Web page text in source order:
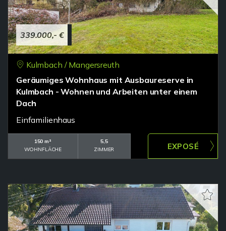
339.000,- €
Kulmbach / Mangersreuth
Geräumiges Wohnhaus mit Ausbaureserve in
Kulmbach - Wohnen und Arbeiten unter einem
Dach
Einfamilienhaus
150 m²
WOHNFLÄCHE
5,5
ZIMMER